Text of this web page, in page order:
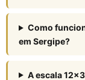
Como
em Sergipe?
A escala